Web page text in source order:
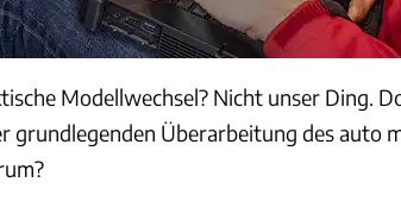
Modellwechsel? Nicht unser Ding.
grundlegenden Überarbeitung des auto